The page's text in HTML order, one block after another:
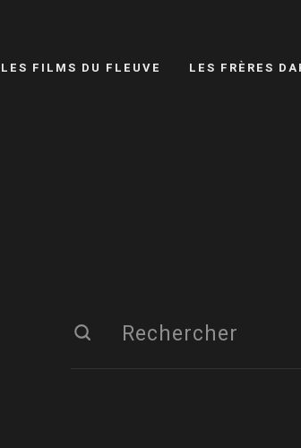
LES FILMS DU FLEUVE LES FRÈRES